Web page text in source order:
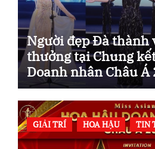
Người đẹp Đà thành
thưởng tại Chung
Doanh nhân Châu Á
GIẢI TRÍ HOA HẬU TIN